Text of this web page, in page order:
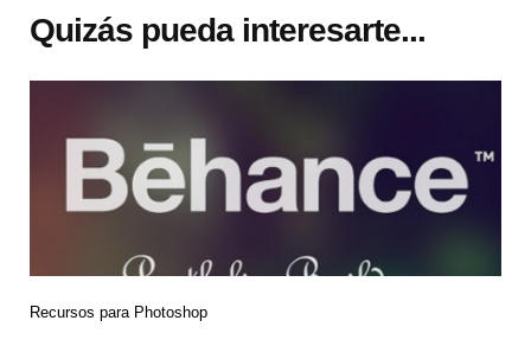
Quizás pueda interesarte...
Recursos para Photoshop